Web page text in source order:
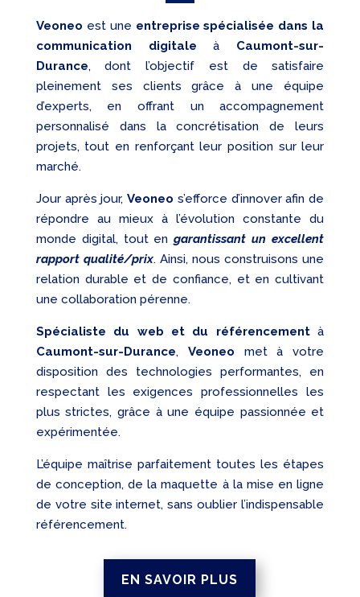
Veoneo est une entreprise spécialisée dans la
communication digitale à Caumont-sur-
Durance, dont l’objectif est de satisfaire
pleinement ses clients grâce à une équipe
d’experts, en offrant un accompagnement
personnalisé dans la concrétisation de leurs
projets, tout en renforçant leur position sur leur
marché.
Jour après jour,Veoneo s’efforce d’innover afin de
répondre au mieux à l’évolution constante du
monde digital, tout engarantissant un excellent
rapport qualité/prix. Ainsi, nous construisons une
relation durable et de confiance, et en cultivant
une collaboration pérenne.
Spécialiste du web et du référencementà
Caumont-sur-Durance, Veoneo met à votre
disposition des technologies performantes, en
respectant les exigences professionnelles les
plus strictes, grâce à une équipe passionnée et
expérimentée.
L’équipe maîtrise parfaitement toutes les étapes
de conception, de la maquette à la mise en ligne
de votre site internet, sans oublier l’indispensable
référencement.
EN SAVOIR PLUS